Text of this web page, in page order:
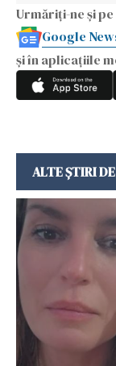
Urmăriți-ne și pe
Google
și în aplicațiile
ALTE ȘTIRI